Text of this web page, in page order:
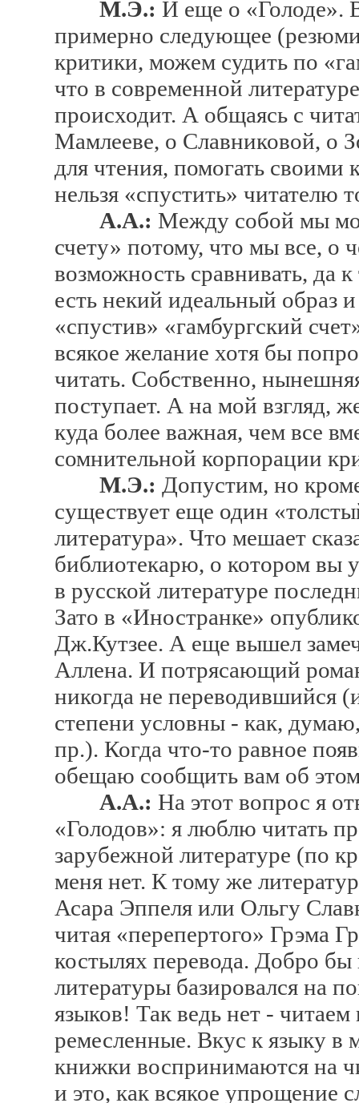
М.Э.: И еще о «Голоде».
примерно следующее
критики, можем судить по
что в современной
происходит. А общаясь с
Мамлееве, о Славниковой, о
для чтения, помогать
нельзя «спустить» читателю
А.А.: Между собой мы
счету» потому, что мы все, о
возможность сравнивать, да
есть некий идеальный образ
«спустив» «гамбургский
всякое желание хотя бы
читать. Собственно,
поступает. А на мой взгляд,
куда более важная, чем все
сомнительной корпорации
М.Э.: Допустим, но
существует еще один
литература». Что мешает
библиотекарю, о котором вы
в русской литературе
Зато в «Иностранке»
Дж.Кутзее. А еще вышел
Аллена. И потрясающий
никогда не переводившийся
степени условны - как,
пр.). Когда что-то равное
обещаю сообщить вам об
А.А.: На этот вопрос я
«Голодов»: я люблю читать
зарубежной литературе (по
меня нет. К тому же
Асара Эппеля или Ольгу
читая «перепертого» Грэма
костылях перевода. Добро
литературы базировался на
языков! Так ведь нет -
ремесленные. Вкус к языку в
книжки воспринимаются на
и это, как всякое упрощение